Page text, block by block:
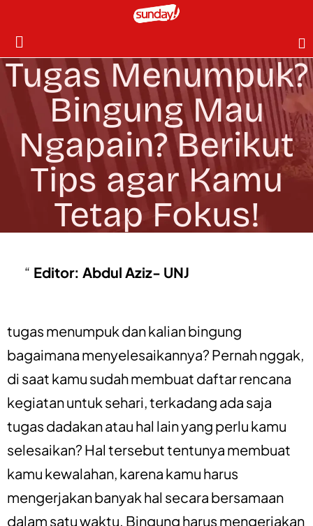
Tugas Menumpuk?
Bingung Mau
Ngapain? Berikut
Tips agar Kamu
Tetap Fokus!
Editor: Abdul Aziz- UNJ
tugas menumpuk dan kalian bingung
bagaimana menyelesaikannya? Pernah nggak,
di saat kamu sudah membuat daftar rencana
kegiatan untuk sehari, terkadang ada saja
tugas dadakan atau hal lain yang perlu kamu
selesaikan? Hal tersebut tentunya membuat
kamu kewalahan, karena kamu harus
mengerjakan banyak hal secara bersamaan
dalam satu waktu. Bingung harus mengerjakan